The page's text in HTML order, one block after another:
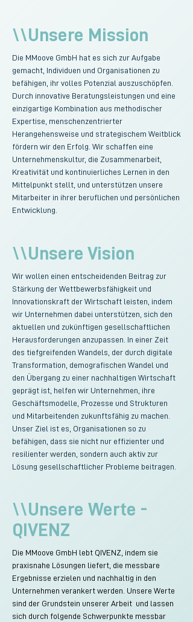
\\Unsere Mission
Die MMoove GmbH hat es sich zur Aufgabe
gemacht, Individuen und Organisationen zu
befähigen, ihr volles Potenzial auszuschöpfen.
Durch innovative Beratungsleistungen und eine
einzigartige Kombination aus methodischer
Expertise, menschenzentrierter
Herangehensweise und strategischem Weitblick
fördern wir den Erfolg. Wir schaffen eine
Unternehmenskultur, die Zusammenarbeit,
Kreativität und kontinuierliches Lernen in den
Mittelpunkt stellt, und unterstützen unsere
Mitarbeiter in ihrer beruflichen und persönlichen
Entwicklung.
\\Unsere Vision
Wir wollen einen entscheidenden Beitrag zur
Stärkung der Wettbewerbsfähigkeit und
Innovationskraft der Wirtschaft leisten, indem
wir Unternehmen dabei unterstützen, sich den
aktuellen und zukünftigen gesellschaftlichen
Herausforderungen anzupassen. In einer Zeit
des tiefgreifenden Wandels, der durch digitale
Transformation, demografischen Wandel und
den Übergang zu einer nachhaltigen Wirtschaft
geprägt ist, helfen wir Unternehmen, ihre
Geschäftsmodelle, Prozesse und Strukturen
und Mitarbeitenden zukunftsfähig zu machen.
Unser Ziel ist es, Organisationen so zu
befähigen, dass sie nicht nur effizienter und
resilienter werden, sondern auch aktiv zur
Lösung gesellschaftlicher Probleme beitragen.
\\Unsere Werte -
QIVENZ
Die MMoove GmbH lebt QIVENZ, indem sie
praxisnahe Lösungen liefert, die messbare
Ergebnisse erzielen und nachhaltig in den
Unternehmen verankert werden. Unsere Werte
sind der Grundstein unserer Arbeit und lassen
sich durch folgende Schwerpunkte messbar